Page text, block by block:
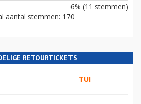
6% (11 stemmen)
aantal stemmen: 170
RETOURTICKETS
TUI